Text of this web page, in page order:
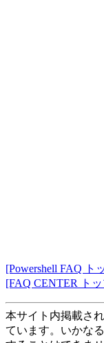
[Powershell FAQ ト
[FAQ CENTER ト
本サイト内掲載さ
ています。いかな